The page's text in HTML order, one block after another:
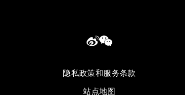
隐私政策和服务条款
站点地图